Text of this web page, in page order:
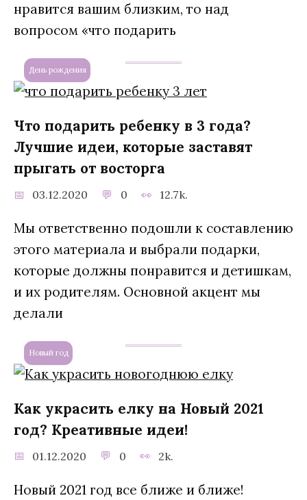
нравится вашим близким, то над
вопросом «что подарить
День рождения
Что подарить ребенку в 3 года?
Лучшие идеи, которые заставят
прыгать от восторга
03.12.2020 0 12.7k.
Мы ответственно подошли к составлению
этого материала и выбрали подарки,
которые должны понравится и детишкам,
и их родителям. Основной акцент мы
делали
Новый год
Как украсить елку на Новый 2021
год? Креативные идеи!
01.12.2020 0 2k.
Новый 2021 год все ближе и ближе!